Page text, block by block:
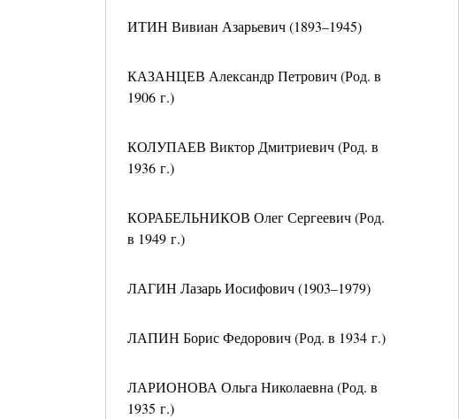
ИТИН Вивиан Азарьевич (1893–1945)
КАЗАНЦЕВ Александр Петрович (Род. в
1906 г.)
КОЛУПАЕВ Виктор Дмитриевич (Род. в
1936 г.)
КОРАБЕЛЬНИКОВ Олег Сергеевич (Род.
в 1949 г.)
ЛАГИН Лазарь Иосифович (1903–1979)
ЛАПИН Борис Федорович (Род. в 1934 г.)
ЛАРИОНОВА Ольга Николаевна (Род. в
1935 г.)